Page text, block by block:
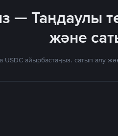
— Таңдаулы
және
USDC айырбастаңыз. сатып алу